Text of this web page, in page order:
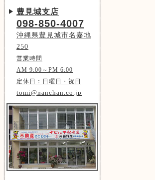
豊見城支店
098-850-4007
沖縄県豊見城市名嘉地
250
営業時間
AM 9:00～PM 6:00
定休日：日曜日・祝日
tomi@nanchan.co.jp